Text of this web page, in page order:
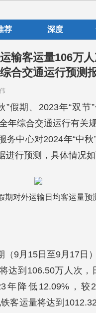
荐 深度
输客运量106万
合交通运行预测
”假期、2023年“双节
年综合交通运行有关
务中心对2024年“中秋
进行预测，具体情况如
期对外运输日均客运量预
（9月15日至9月17日
达到106.50万人次，
年降低12.09%，较
客运量将达到